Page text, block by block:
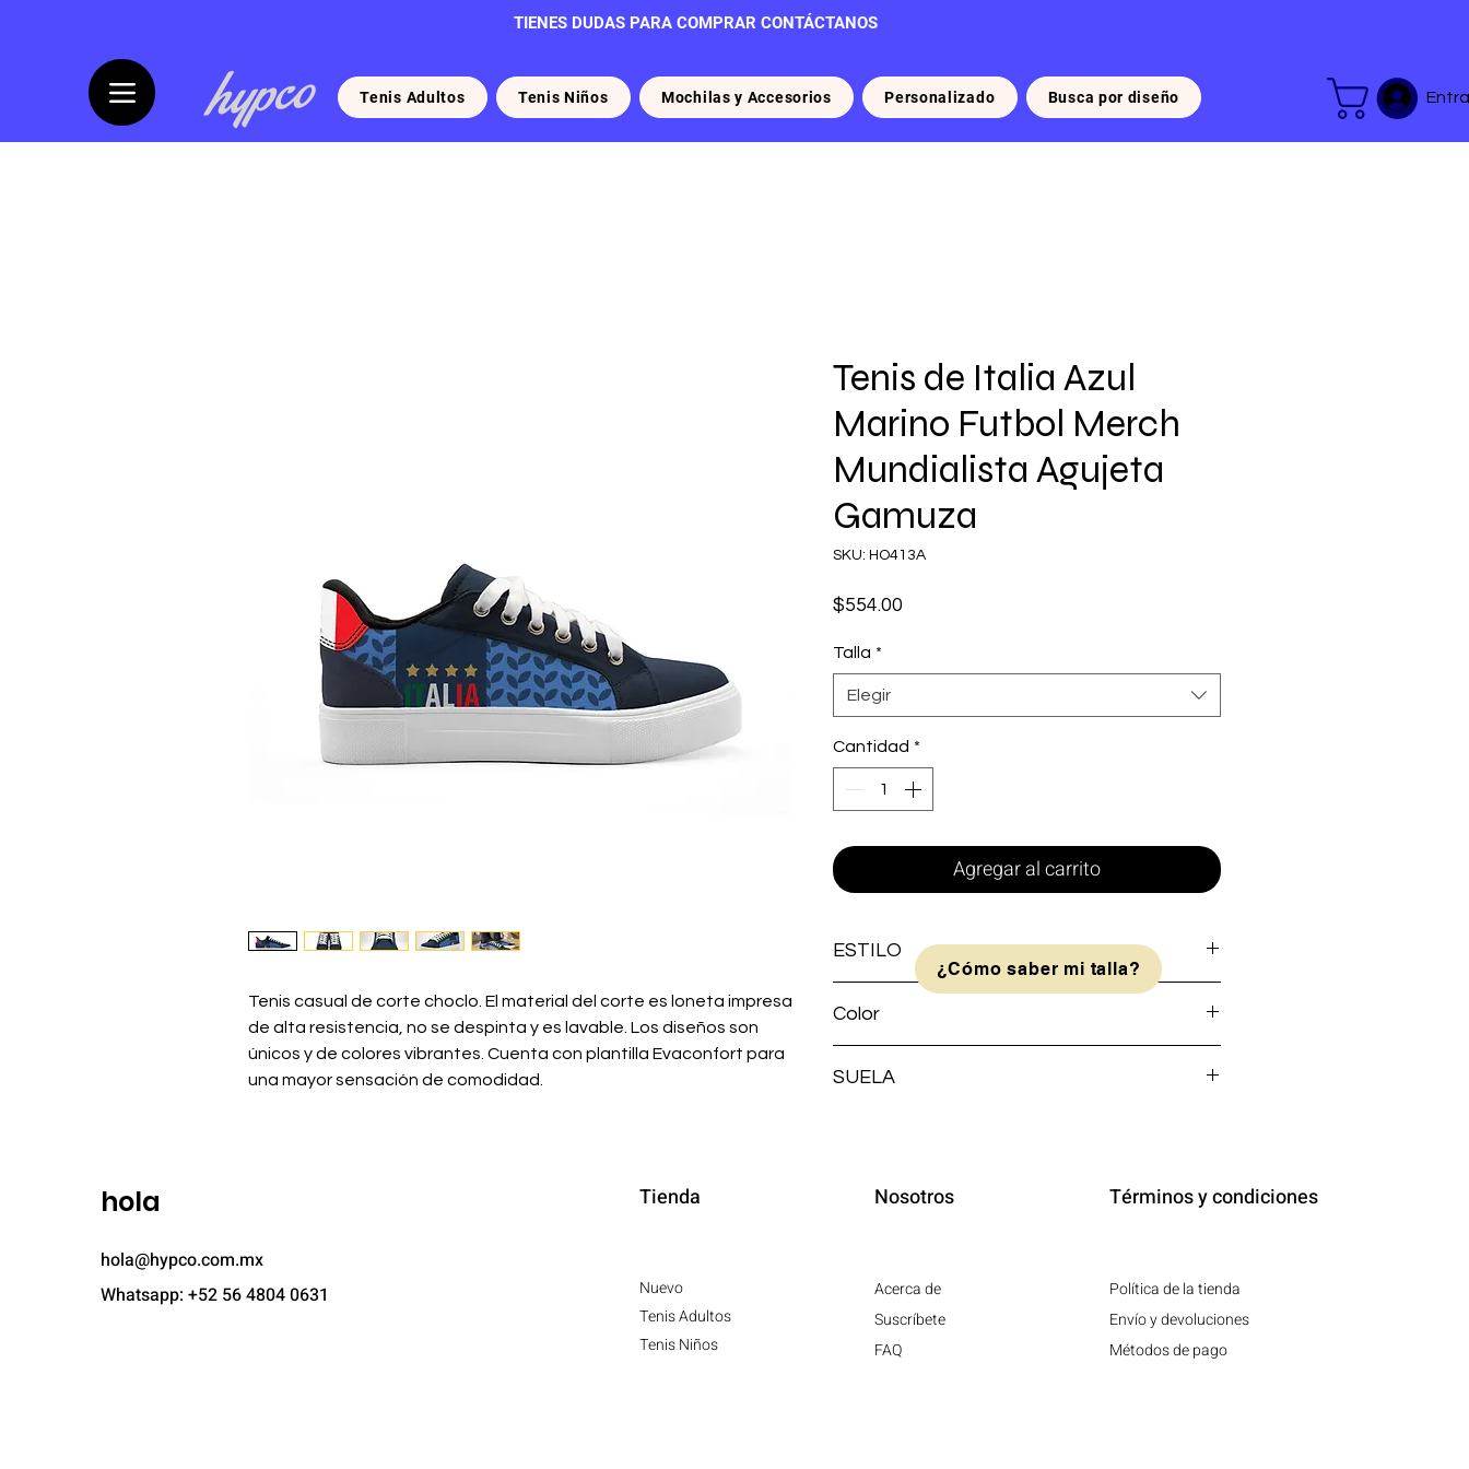
TIENES DUDAS PARA COMPRAR CONTÁCTANOS
Tenis Adultos Tenis Niños Mochilas y Accesorios Personalizado Busca por diseño
Tenis casual de corte choclo. El material del corte es loneta impresa
de alta resistencia, no se despinta y es lavable. Los diseños son
únicos y de colores vibrantes. Cuenta con plantilla Evaconfort para
una mayor sensación de comodidad.
Tenis de Italia Azul
Marino Futbol Merch
Mundialista Agujeta
Gamuza
SKU: HO413A
$554.00
Talla *
Elegir
Cantidad *
Agregar al carrito
ESTILO
Color
SUELA
¿Cómo saber mi talla?
hola
hola@hypco.com.mx
Whatsapp: +52 56 4804 0631
Tienda
Nuevo
Tenis Adultos
Tenis Niños
Nosotros
Acerca de
Suscríbete
FAQ
Términos y condiciones
Política de la tienda
Envío y devoluciones
Métodos de pago